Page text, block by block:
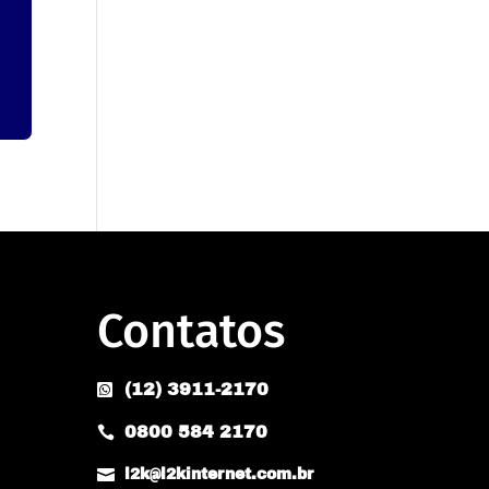
Contatos
 (12) 3911-2170
 0800 584 2170
 l2k@l2kinternet.com.br